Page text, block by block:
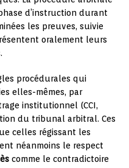
d’instruction durant
les preuves, suivie
oralement leurs
procédurales qui
elles-mêmes, par
institutionnel (CCI,
du tribunal arbitral. Ces
celles régissant les
néanmoins le respect
comme le contradictoire